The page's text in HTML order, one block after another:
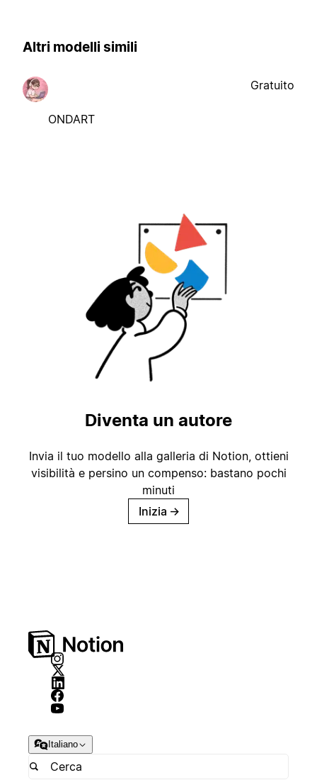
Altri modelli simili
ONDART
Gratuito
Diventa un autore
Invia il tuo modello alla galleria di Notion, ottieni
visibilità e persino un compenso: bastano pochi
minuti
Inizia →
Italiano